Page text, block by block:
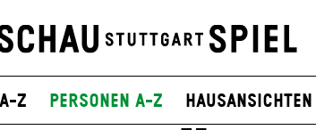
Z Personen A-Z Hausansichten